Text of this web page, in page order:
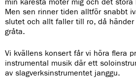
Men sen rinner tiden alltför snabbt
slutet och allt faller till ro, då
gråta.
Vi kvällens konsert får vi höra flera
instrumental musik där ett
av slagverksinstrumentet janggu.